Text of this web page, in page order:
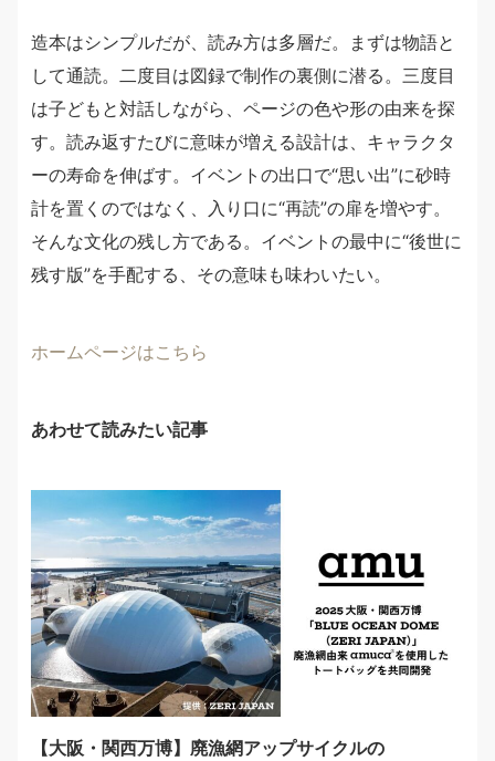
造本はシンプルだが、読み方は多層だ。まずは物語と
して通読。二度目は図録で制作の裏側に潜る。三度目
は子どもと対話しながら、ページの色や形の由来を探
す。読み返すたびに意味が増える設計は、キャラクタ
ーの寿命を伸ばす。イベントの出口で“思い出”に砂時
計を置くのではなく、入り口に“再読”の扉を増やす。
そんな文化の残し方である。イベントの最中に“後世に
残す版”を手配する、その意味も味わいたい。
ホームページはこちら
あわせて読みたい記事
【大阪・関西万博】廃漁網アップサイクルの